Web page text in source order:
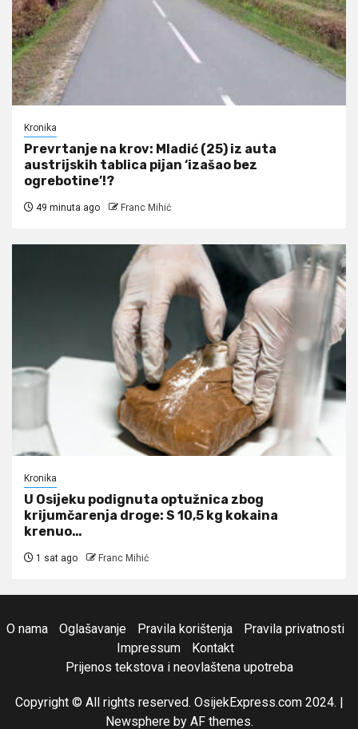
Kronika
Prevrtanje na krov: Mladić (25) iz auta
austrijskih tablica pijan ‘izašao bez
ogrebotine’!?
49 minuta ago Franc Mihić
Kronika
U Osijeku podignuta optužnica zbog
krijumčarenja droge: S 10,5 kg kokaina
krenuo…
1 sat ago Franc Mihić
O nama Oglašavanje Pravila korištenja
Pravila privatnosti
Impressum
Kontakt
Prijenos tekstova i neovlaštena upotreba
Copyright © All rights reserved. OsijekExpress.com 2024. |
Newsphereby AF themes.